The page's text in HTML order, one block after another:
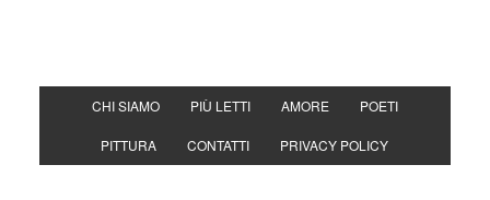
CHI SIAMO PIÙ LETTI AMORE POETI
PITTURA CONTATTI PRIVACY POLICY